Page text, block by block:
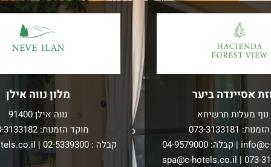
אסיינדה ביער
נוף מעלות תרשיחא
073-3133181
| קבלה: 04-9579000
073-
|
spa@c-hotels.co.il
מלון נווה אילן
נווה אילן 91400
מוקד הזמנות: 3133182
קבלה :02-5339300
|